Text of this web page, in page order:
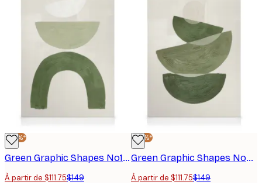
-25%*
Green Graphic Shapes No1 Toile
À partir de $111.75$149
-25%*
Green Graphic Shapes No2 Toile
À partir de $111.75$149